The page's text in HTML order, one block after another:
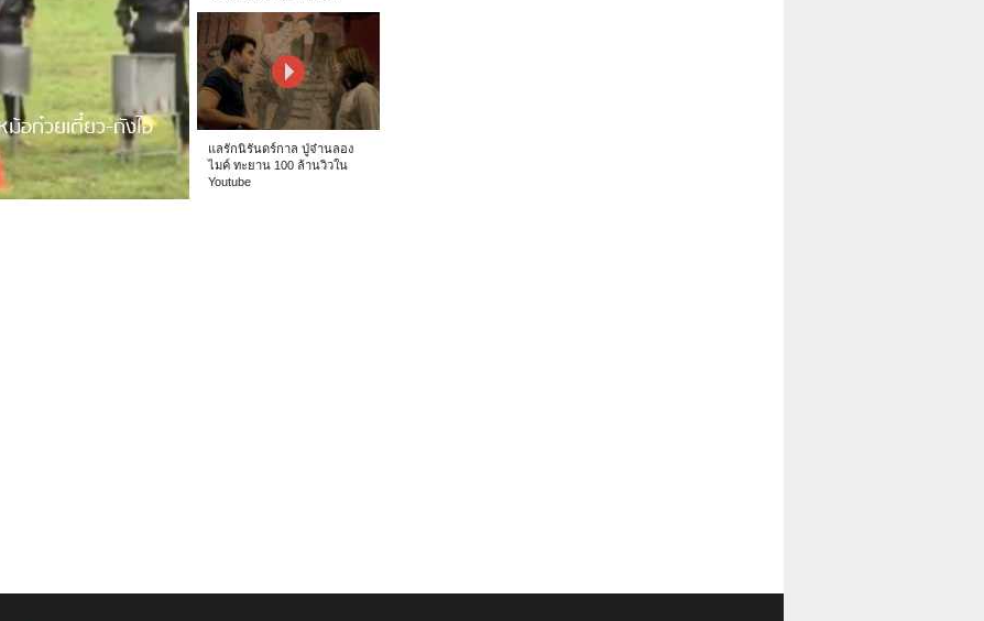
อก๋วยเตี๋ยว-ถังไอ
แลรักนิรันดร์กาล ปู่จ๋านลอง
ไมค์ ทะยาน 100 ล้านวิวใน
Youtube